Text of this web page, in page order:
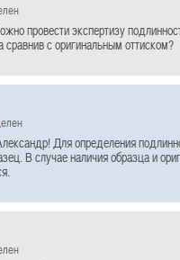
провести экспертизу
сравнив с оригинальным оттиском?
Для определения
В случае наличия образца и